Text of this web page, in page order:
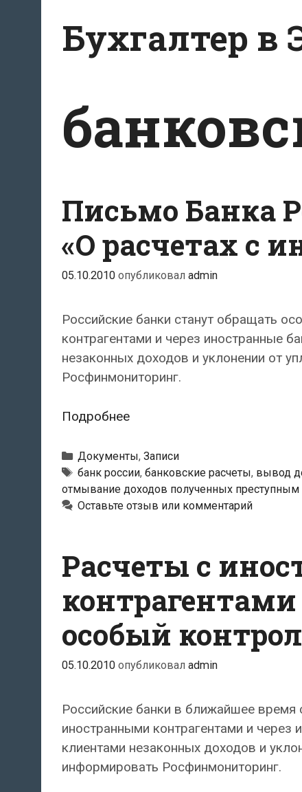
содержанию
Бухгалтер в
Письмо Банка
«О расчетах с
05.10.2010 опубликовал admin
Российские банки станут обращать
контрагентами и через иностранные
незаконных доходов и уклонении от
Росфинмониторинг.
ПодробнееПисьмо
России
от
16.09.10
№
«О
иностранцами»
Рубрики
Документы, Записи
Метки
банк россии, банковские расчеты, вывод
отмывание доходов полученных преступным
Оставьте отзыв или комментарий
Расчеты с
особый
05.10.2010 опубликовал admin
Российские банки в ближайшее время
иностранными контрагентами и через
клиентами незаконных доходов и
информировать Росфинмониторинг.